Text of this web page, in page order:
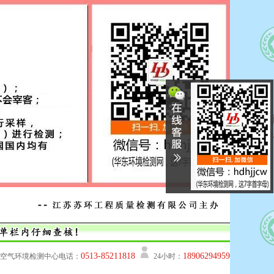
气环境检测中心电话： 0513-85211818 24小时： 18906294959